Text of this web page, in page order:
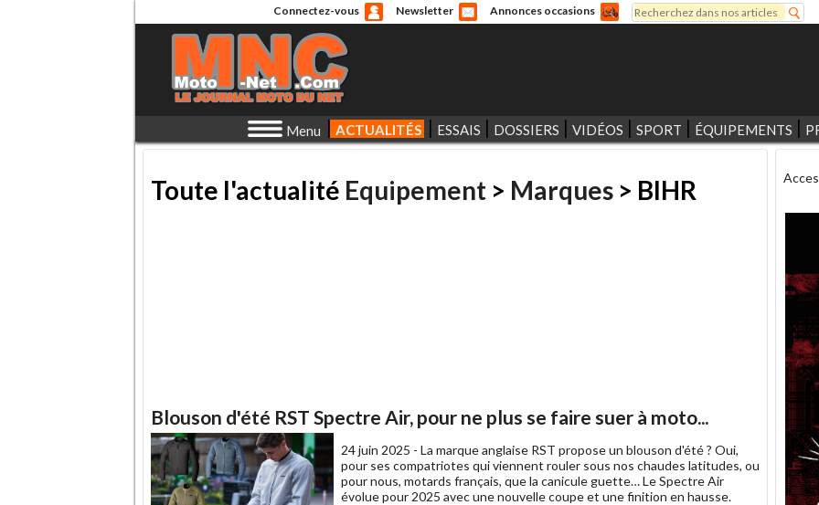
Connectez-vous Newsletter Annonces occasions
Formulaire de recherche
Rechercher
Menu ACTUALITÉS ESSAIS DOSSIERS VIDÉOS SPORT ÉQUIPEMENTS
Toute l'actualité Equipement > Marques > BIHR
Blouson d'été RST Spectre Air, pour ne plus se faire suer à moto...
24 juin 2025 - La marque anglaise RST propose un blouson d'été ? Oui,
pour ses compatriotes qui viennent rouler sous nos chaudes latitudes, ou
pour nous, motards français, que la canicule guette… Le Spectre Air
évolue pour 2025 avec une nouvelle coupe et une finition en hausse.